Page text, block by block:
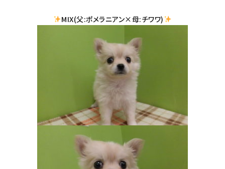
MIX(父:ポメラニアン×母:チワワ)